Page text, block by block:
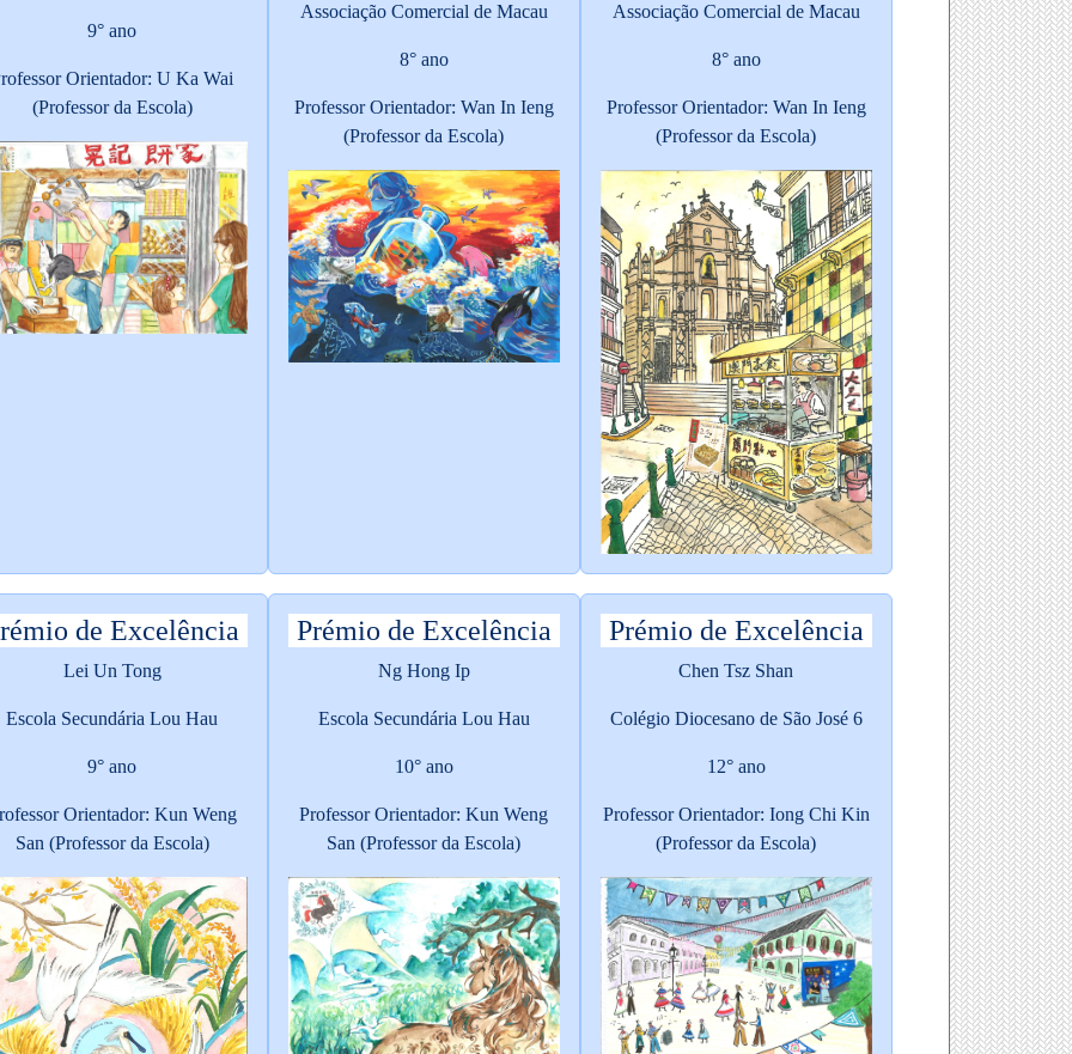
9° ano
Orientador: U Ka Wai
(Professor da Escola)
Associação Comercial de Macau
8° ano
Professor Orientador: Wan In Ieng
(Professor da Escola)
Associação Comercial de Macau
8° ano
Professor Orientador: Wan In Ieng
(Professor da Escola)
de Excelência
Lei Un Tong
Escola Secundária Lou Hau
9° ano
Orientador: Kun Weng
San (Professor da Escola)
Prémio de Excelência
Ng Hong Ip
Escola Secundária Lou Hau
10° ano
Professor Orientador: Kun Weng
San (Professor da Escola)
Prémio de Excelência
Chen Tsz Shan
Colégio Diocesano de São José 6
12° ano
Professor Orientador: Iong Chi Kin
(Professor da Escola)